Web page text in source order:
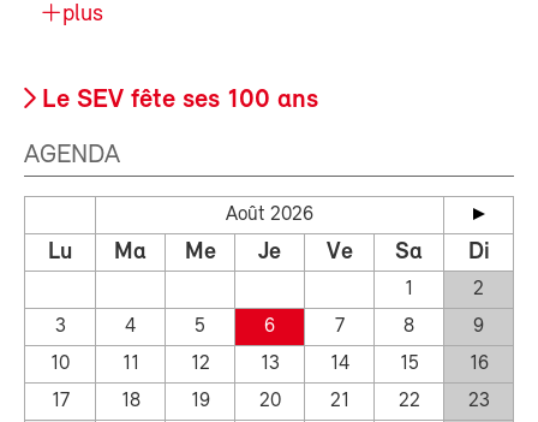
plus
Le SEV fête ses 100 ans
AGENDA
Août 2026
Lu Ma Me Je Ve Sa Di
1
2
3
4 5 6 7 8
9
10
11 12 13 14 15
16
17
18 19 20 21 22
23